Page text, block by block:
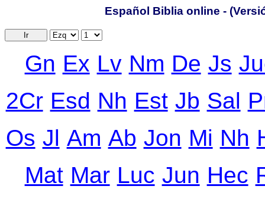
Español Biblia online -
Ir
Gn Ex Lv Nm De Js
2Cr Еsd Nh Еst Jb Sal
Оs Jl Аm Ab Jon Mi Nh
Mat Mar Luc Jun Hec